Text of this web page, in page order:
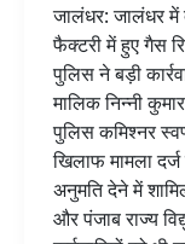
जालंधर: जालंधर में
फैक्टरी में हुए गैस
पुलिस ने बड़ी
मालिक निन्नी
पुलिस कमिश्नर
खिलाफ मामला
अनुमति देने में
और पंजाब राज्य